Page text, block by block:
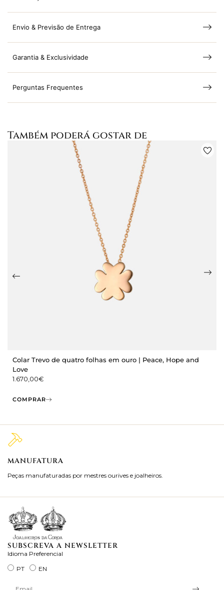
Envio & Previsão de Entrega
Garantia & Exclusividade
Perguntas Frequentes
Também poderá gostar de
Colar Trevo de quatro folhas em ouro | Peace, Hope and
Love
1.670,00€
COMPRAR
MANUFATURA
Peças manufaturadas por mestres ourives e joalheiros.
SUBSCREVA A NEWSLETTER
Idioma Preferencial
PT
EN